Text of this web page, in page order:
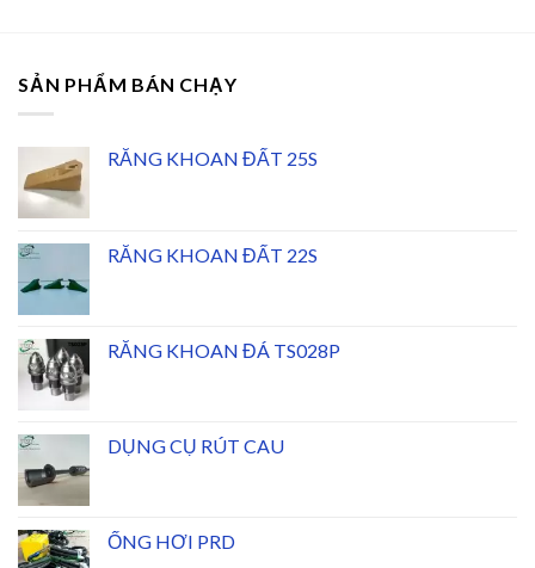
SẢN PHẨM BÁN CHẠY
RĂNG KHOAN ĐẤT 25S
RĂNG KHOAN ĐẤT 22S
RĂNG KHOAN ĐÁ TS028P
DỤNG CỤ RÚT CAU
ỐNG HƠI PRD